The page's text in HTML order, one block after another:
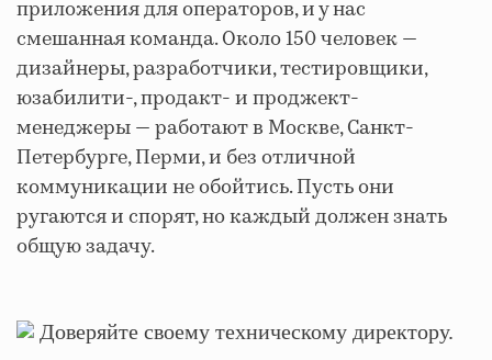
приложения для операторов, и у нас
смешанная команда. Около 150 человек —
дизайнеры, разработчики, тестировщики,
юзабилити-, продакт- и проджект-
менеджеры — работают в Москве, Санкт-
Петербурге, Перми, и без отличной
коммуникации не обойтись. Пусть они
ругаются и спорят, но каждый должен знать
общую задачу.
Доверяйте своему техническому директору.